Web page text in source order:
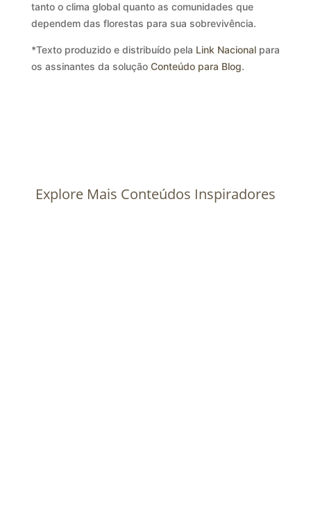
tanto o clima global quanto as comunidades que
dependem das florestas para sua sobrevivência.
*Texto produzido e distribuído pela Link Nacionalpara
os assinantes da solução Conteúdo para Blog.
Explore Mais Conteúdos Inspiradores